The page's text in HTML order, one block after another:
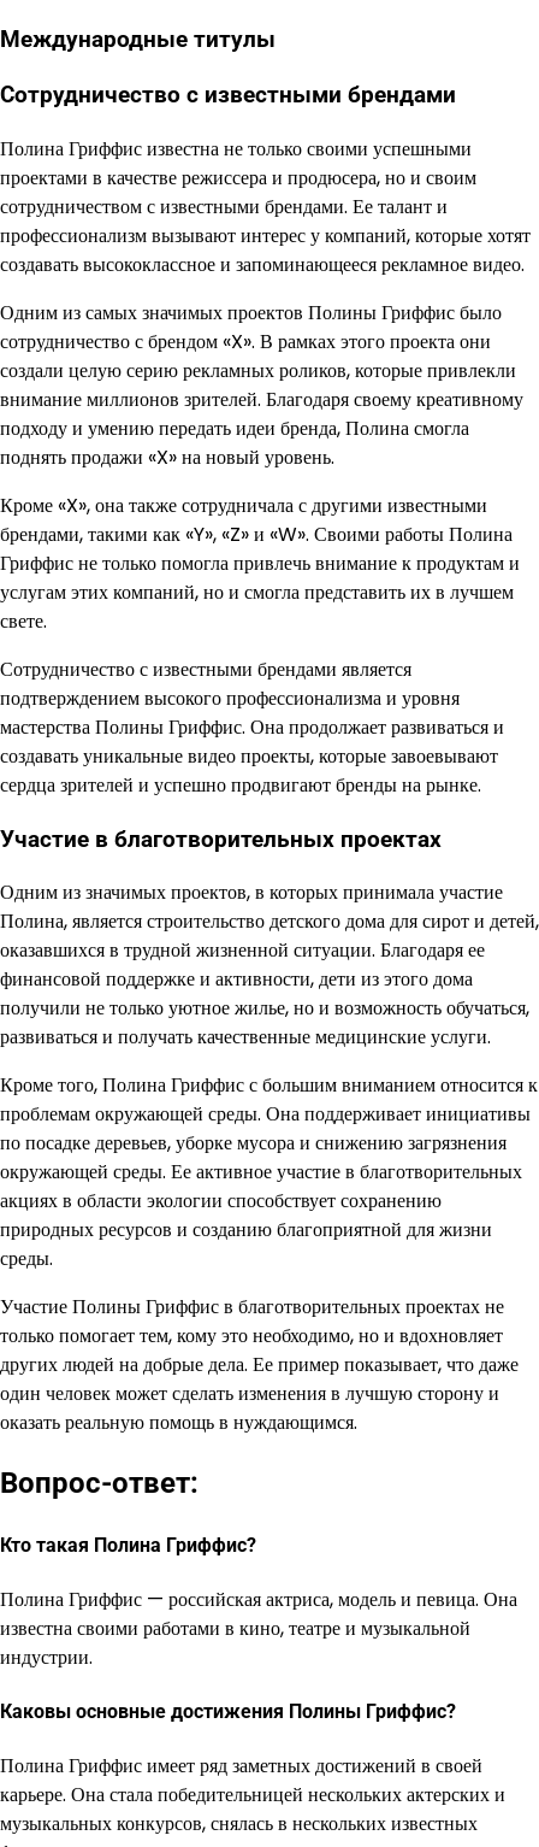
Международные титулы
Сотрудничество с известными брендами
Полина Гриффис известна не только своими успешными
проектами в качестве режиссера и продюсера, но и своим
сотрудничеством с известными брендами. Ее талант и
профессионализм вызывают интерес у компаний, которые хотят
создавать высококлассное и запоминающееся рекламное видео.
Одним из самых значимых проектов Полины Гриффис было
сотрудничество с брендом «X». В рамках этого проекта они
создали целую серию рекламных роликов, которые привлекли
внимание миллионов зрителей. Благодаря своему креативному
подходу и умению передать идеи бренда, Полина смогла
поднять продажи «X» на новый уровень.
Кроме «X», она также сотрудничала с другими известными
брендами, такими как «Y», «Z» и «W». Своими работы Полина
Гриффис не только помогла привлечь внимание к продуктам и
услугам этих компаний, но и смогла представить их в лучшем
свете.
Сотрудничество с известными брендами является
подтверждением высокого профессионализма и уровня
мастерства Полины Гриффис. Она продолжает развиваться и
создавать уникальные видео проекты, которые завоевывают
сердца зрителей и успешно продвигают бренды на рынке.
Участие в благотворительных проектах
Одним из значимых проектов, в которых принимала участие
Полина, является строительство детского дома для сирот и детей,
оказавшихся в трудной жизненной ситуации. Благодаря ее
финансовой поддержке и активности, дети из этого дома
получили не только уютное жилье, но и возможность обучаться,
развиваться и получать качественные медицинские услуги.
Кроме того, Полина Гриффис с большим вниманием относится к
проблемам окружающей среды. Она поддерживает инициативы
по посадке деревьев, уборке мусора и снижению загрязнения
окружающей среды. Ее активное участие в благотворительных
акциях в области экологии способствует сохранению
природных ресурсов и созданию благоприятной для жизни
среды.
Участие Полины Гриффис в благотворительных проектах не
только помогает тем, кому это необходимо, но и вдохновляет
других людей на добрые дела. Ее пример показывает, что даже
один человек может сделать изменения в лучшую сторону и
оказать реальную помощь в нуждающимся.
Вопрос-ответ:
Кто такая Полина Гриффис?
Полина Гриффис — российская актриса, модель и певица. Она
известна своими работами в кино, театре и музыкальной
индустрии.
Каковы основные достижения Полины Гриффис?
Полина Гриффис имеет ряд заметных достижений в своей
карьере. Она стала победительницей нескольких актерских и
музыкальных конкурсов, снялась в нескольких известных